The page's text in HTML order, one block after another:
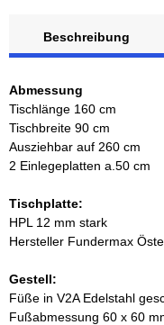
Beschreibung
Abmessung
Tischlänge 160 cm
Tischbreite 90 cm
Ausziehbar auf 260 cm
2 Einlegeplatten a.50 cm
Tischplatte:
HPL 12 mm stark
Hersteller Fundermax
Gestell:
Füße in V2A Edelstahl
Fußabmessung 60 x 60